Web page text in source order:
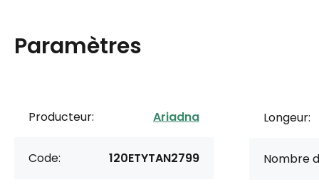
Paramètres
Producteur: Ariadna
Code: 120ETYTAN2799
Longeur:
Nombre